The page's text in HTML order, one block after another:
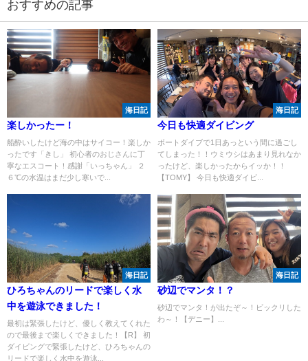
おすすめの記事
海日記
楽しかったー！
船酔いしたけど海の中はサイコー！楽しか
ったです「きし」 初心者のおじさんに丁
寧なエスコート！感謝「いっちゃん」 ２
６℃の水温はまだ少し寒いで...
海日記
今日も快適ダイビング
ボートダイブで1日あっという間に過ごし
てしまった！！ウミウシはあまり見れなか
ったけど、楽しかったからイッか！！
【TOMY】 今日も快適ダイビ...
海日記
ひろちゃんのリードで楽しく水
中を遊泳できました！
最初は緊張したけど、優しく教えてくれた
ので最後まで楽しくできました！【R】 初
ダイビングで緊張したけど、ひろちゃんの
リードで楽しく水中を遊泳...
海日記
砂辺でマンタ！？
砂辺でマンタ！が出たぞ～！ビックリした
わ～！【デニー】...